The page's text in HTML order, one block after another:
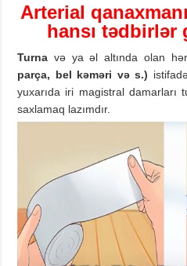
Arterial
hansı
Turna və ya əl altında olan
parça, bel kəməri və s.)
yuxarıda iri magistral damarları
saxlamaq lazımdır.